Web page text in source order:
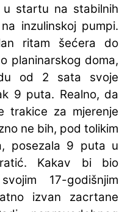
u startu na stabilnih
inzulinskoj pumpi.
ritam šećera do
planinarskog doma,
od 2 sata svoje
9 puta. Realno, da
trakice za mjerenje
ne bih, pod tolikim
posezala 9 puta u
Kakav bi bio
17-godišnjim
izvan zacrtane